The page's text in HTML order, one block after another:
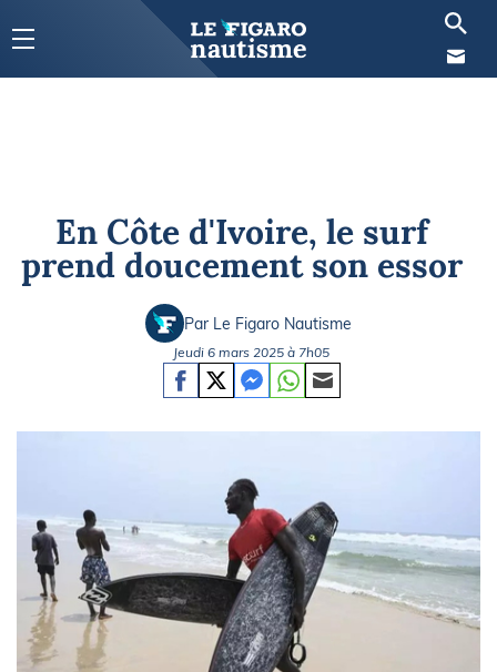
En Côte d'Ivoire, le surf
prend doucement son essor
Par Le Figaro Nautisme
Jeudi 6 mars 2025 à 7h05